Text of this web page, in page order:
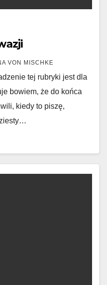
VON MISCHKE
tej rubryki jest dla
bowiem, że do końca
kiedy to piszę,